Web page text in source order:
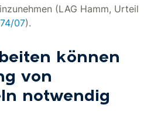
(LAG Hamm, Urteil
07).
können
von
notwendig